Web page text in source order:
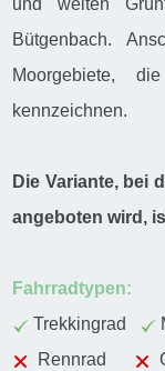
und weiten
Bütgenbach.
Moorgebiete,
kennzeichnen.
Die Variante, bei
angeboten wird,
Fahrradtypen:
Trekkingrad
Rennrad